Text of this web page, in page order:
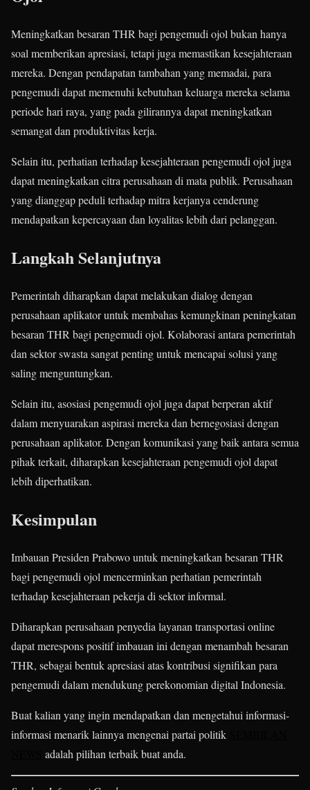
Meningkatkan besaran THR bagi pengemudi ojol bukan hanya
soal memberikan apresiasi, tetapi juga memastikan kesejahteraan
mereka. Dengan pendapatan tambahan yang memadai, para
pengemudi dapat memenuhi kebutuhan keluarga mereka selama
periode hari raya, yang pada gilirannya dapat meningkatkan
semangat dan produktivitas kerja.
Selain itu, perhatian terhadap kesejahteraan pengemudi ojol juga
dapat meningkatkan citra perusahaan di mata publik. Perusahaan
yang dianggap peduli terhadap mitra kerjanya cenderung
mendapatkan kepercayaan dan loyalitas lebih dari pelanggan.
Langkah Selanjutnya
Pemerintah diharapkan dapat melakukan dialog dengan
perusahaan aplikator untuk membahas kemungkinan peningkatan
besaran THR bagi pengemudi ojol. Kolaborasi antara pemerintah
dan sektor swasta sangat penting untuk mencapai solusi yang
saling menguntungkan.
Selain itu, asosiasi pengemudi ojol juga dapat berperan aktif
dalam menyuarakan aspirasi mereka dan bernegosiasi dengan
perusahaan aplikator. Dengan komunikasi yang baik antara semua
pihak terkait, diharapkan kesejahteraan pengemudi ojol dapat
lebih diperhatikan.
Kesimpulan
Imbauan Presiden Prabowo untuk meningkatkan besaran THR
bagi pengemudi ojol mencerminkan perhatian pemerintah
terhadap kesejahteraan pekerja di sektor informal.
Diharapkan perusahaan penyedia layanan transportasi online
dapat merespons positif imbauan ini dengan menambah besaran
THR, sebagai bentuk apresiasi atas kontribusi signifikan para
pengemudi dalam mendukung perekonomian digital Indonesia.
Buat kalian yang ingin mendapatkan dan mengetahui informasi-
informasi menarik lainnya mengenai partai politik
adalah pilihan terbaik buat anda.